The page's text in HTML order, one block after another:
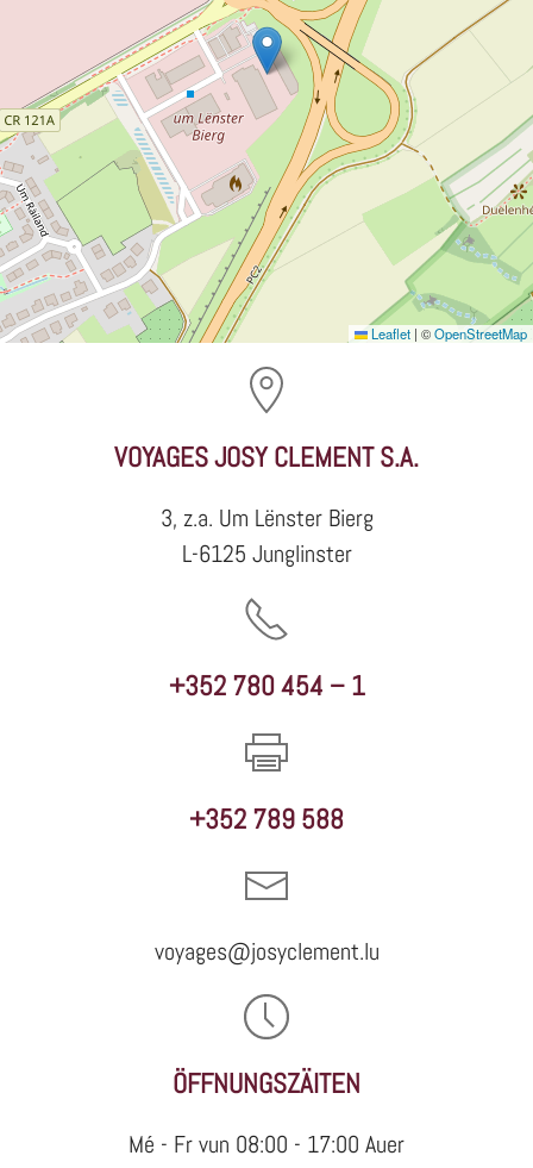
Leaflet | ©OpenStreetMap
VOYAGES JOSY CLEMENT S.A.
3, z.a. Um Lënster Bierg
L-6125 Junglinster
+352 780 454 – 1
+352 789 588
voyages@josyclement.lu
ÖFFNUNGSZÄITEN
Mé - Fr vun 08:00 - 17:00 Auer